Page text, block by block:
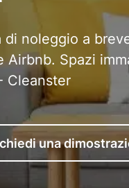
noleggio a
Spazi
Cleanster
una